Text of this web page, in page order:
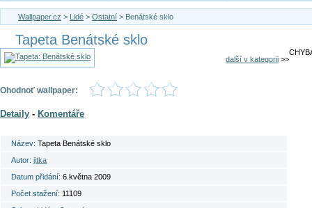
Wallpaper.cz > Lidé > Ostatní > Benátské sklo
Tapeta Benátské sklo
další v kategorii >>
Ohodnoť wallpaper:
Detaily - Komentáře
Název: Tapeta Benátské sklo
Autor: jitka
Datum přidání: 6.května 2009
Počet stažení: 11109